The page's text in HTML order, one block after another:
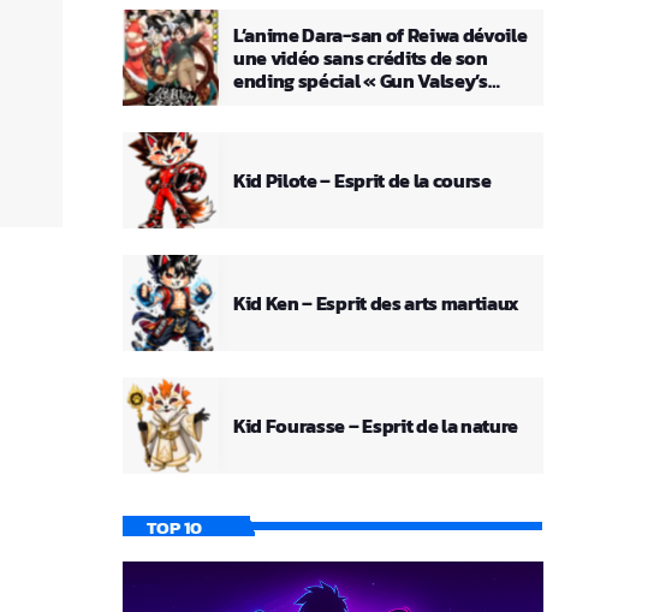
L’anime Dara-san of Reiwa dévoile
une vidéo sans crédits de son
ending spécial « Gun Valsey’s
Kid Pilote – Esprit de la course
Kid Ken – Esprit des arts martiaux
Kid Fourasse – Esprit de la nature
TOP 10